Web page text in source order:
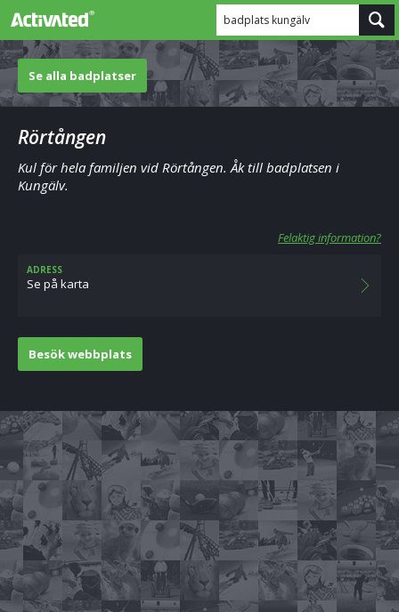
badplats kungälv
Se alla badplatser
Rörtången
Kul för hela familjen vid Rörtången. Åk till badplatsen i
Kungälv.
Felaktig information?
ADRESS
Se på karta
Besök webbplats